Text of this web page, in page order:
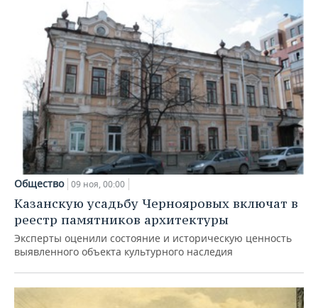
Общество 09 ноя, 00:00
Казанскую усадьбу Чернояровых включат в
реестр памятников архитектуры
Эксперты оценили состояние и историческую ценность
выявленного объекта культурного наследия